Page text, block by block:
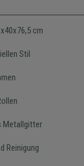
cm
Stil
Metallgitter
Reinigung